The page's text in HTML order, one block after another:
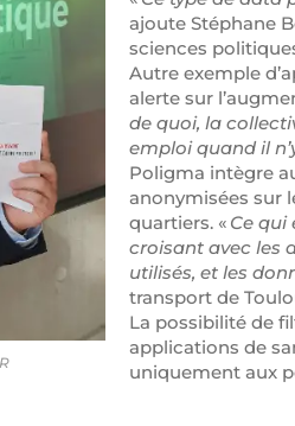
ajoute Stéphane
sciences
Autre exemple
alerte sur
de quoi, la
emploi quand il
Poligma intègre
anonymisées sur
quartiers. « Ce qui
croisant avec les
utilisés, et les
transport de
La possibilité de
applications de
uniquement aux